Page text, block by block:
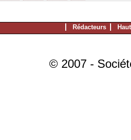
Rédacteurs
© 2007 -